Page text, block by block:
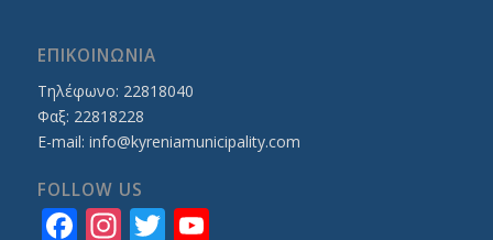
ΕΠΙΚΟΙΝΩΝΙΑ
Τηλέφωνο: 22818040
Φαξ: 22818228
E-mail: info@kyreniamunicipality.com
FOLLOW US
Facebook
Instagram
Twitter
YouTube